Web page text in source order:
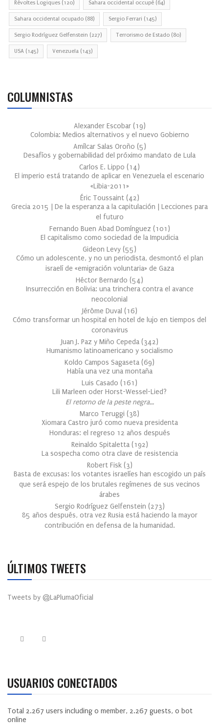
Révoltes Logiques (120) Sahara occidental occupé (64)
Sahara occidental ocupado (88) Sergio Ferrari (145)
Sergio Rodríguez Gelfenstein (227) Terrorismo de Estado (80)
USA (145) Venezuela (143)
COLUMNISTAS
Alexander Escobar (19)
Colombia: Medios alternativos y el nuevo Gobierno
Amílcar Salas Oroño (5)
Desafíos y gobernabilidad del próximo mandato de Lula
Carlos E. Lippo (14)
El imperio está tratando de aplicar en Venezuela el escenario
«Libia-2011»
Éric Toussaint (42)
Grecia 2015 | De la esperanza a la capitulación | Lecciones para
el futuro
Fernando Buen Abad Domínguez (101 )
El capitalismo como sociedad de la Impudicia
Gideon Levy (55)
Cómo un adolescente, y no un periodista, desmontó el plan
israelí de «emigración voluntaria» de Gaza
Héctor Bernardo (54)
Insurrección en Bolivia: una trinchera contra el avance
neocolonial
Jérôme Duval (16)
Cómo transformar un hospital en hotel de lujo en tiempos del
coronavirus
Juan J. Paz y Miño Cepeda (342)
Humanismo latinoamericano y socialismo
Koldo Campos Sagaseta (69)
Había una vez una montaña
Luis Casado (161 )
Lili Marleen oder Horst-Wessel-Lied?
El retorno de la peste negra…
Marco Teruggi (38)
Xiomara Castro juró como nueva presidenta
Honduras: el regreso 12 años después
Reinaldo Spitaletta (192)
La sospecha como otra clave de resistencia
Robert Fisk (3)
Basta de excusas: los votantes israelíes han escogido un país
que será espejo de los brutales regímenes de sus vecinos
árabes
Sergio Rodríguez Gelfenstein (273)
85 años después, otra vez Rusia está haciendo la mayor
contribución en defensa de la humanidad.
ÚLTIMOS TWEETS
Tweets by @LaPlumaOficial
USUARIOS CONECTADOS
Total 2.267 users including 0 member, 2.267 guests, 0 bot
online